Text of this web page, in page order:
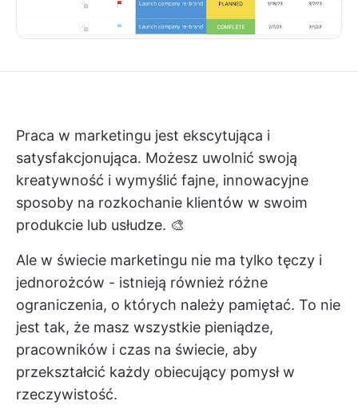
Praca w marketingu jest ekscytująca i
satysfakcjonująca. Możesz uwolnić swoją
kreatywność i wymyślić fajne, innowacyjne
sposoby na rozkochanie klientów w swoim
produkcie lub usłudze. 🎨
Ale w świecie marketingu nie ma tylko tęczy i
jednorożców - istnieją również różne
ograniczenia, o których należy pamiętać. To nie
jest tak, że masz wszystkie pieniądze,
pracowników i czas na świecie, aby
przekształcić każdy obiecujący pomysł w
rzeczywistość.